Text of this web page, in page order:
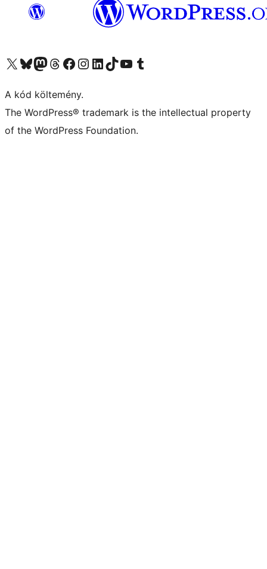
Visit our X (formerly Twitter) account
Visit our Bluesky account
Twitter csatornánk
Visit our Threads account
Facebook oldalunk megtekintése
Visit our Instagram account
Visit our LinkedIn account
Visit our TikTok account
Visit our YouTube channel
Visit our Tumblr account
A kód költemény.
The WordPress® trademark is the intellectual property
of the WordPress Foundation.